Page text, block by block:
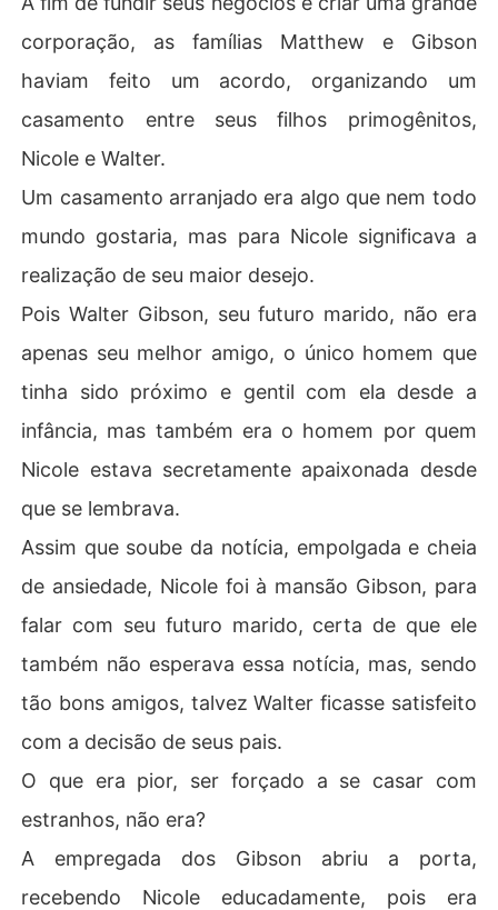
esconhecida se aproxima de Patrick e fala com ele. Ess
a mulher faz uma proposta incomum a Patrick, que ele a
cha muito interessante e não pode recusar.
corporação, as famílias Matthew e Gibson
haviam feito um acordo, organizando um
casamento entre seus filhos primogênitos,
Nicole e Walter.
Um casamento arranjado era algo que nem todo
mundo gostaria, mas para Nicole significava a
realização de seu maior desejo.
Pois Walter Gibson, seu futuro marido, não era
apenas seu melhor amigo, o único homem que
tinha sido próximo e gentil com ela desde a
infância, mas também era o homem por quem
Nicole estava secretamente apaixonada desde
que se lembrava.
Assim que soube da notícia, empolgada e cheia
de ansiedade, Nicole foi à mansão Gibson, para
falar com seu futuro marido, certa de que ele
também não esperava essa notícia, mas, sendo
tão bons amigos, talvez Walter ficasse satisfeito
com a decisão de seus pais.
O que era pior, ser forçado a se casar com
estranhos, não era?
A empregada dos Gibson abriu a porta,
recebendo Nicole educadamente, pois era